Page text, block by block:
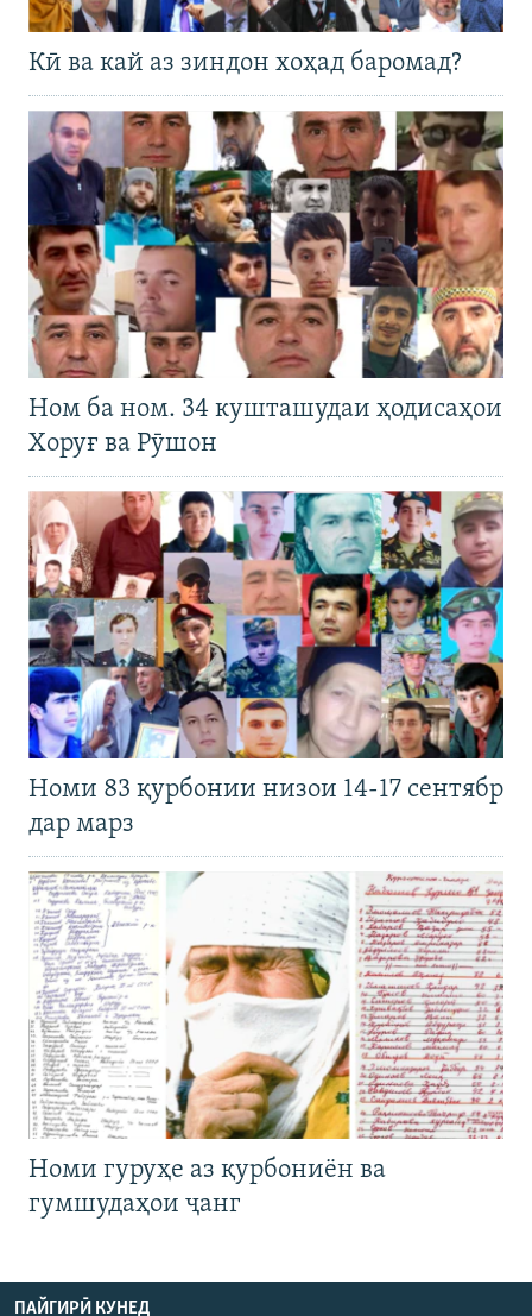
Кӣ ва кай аз зиндон хоҳад баромад?
Ном ба ном. 34 кушташудаи ҳодисаҳои
Хоруғ ва Рӯшон
Номи 83 қурбонии низои 14-17 сентябр
дар марз
Номи гуруҳе аз қурбониён ва
гумшудаҳои ҷанг
ПАЙГИРӢ КУНЕД